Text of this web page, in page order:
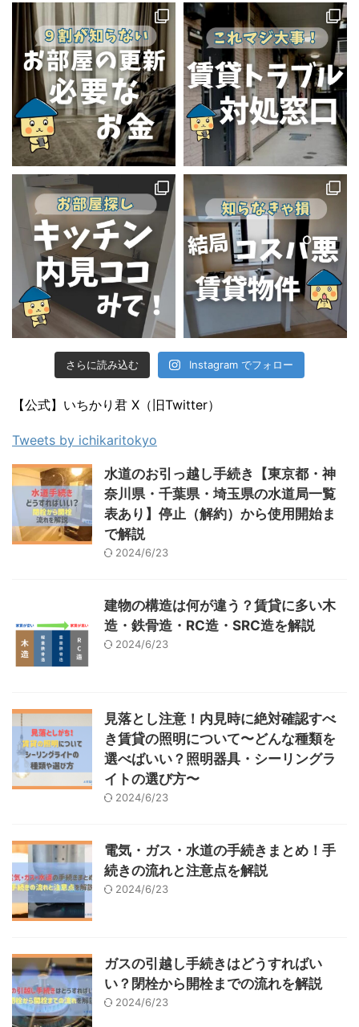
さらに読み込む Instagram でフォロー
【公式】いちかり君 X（旧Twitter）
Tweets by ichikaritokyo
水道のお引っ越し手続き【東京都・神
奈川県・千葉県・埼玉県の水道局一覧
表あり】停止（解約）から使用開始ま
で解説
2024/6/23
建物の構造は何が違う？賃貸に多い木
造・鉄骨造・RC造・SRC造を解説
2024/6/23
見落とし注意！内見時に絶対確認すべ
き賃貸の照明について〜どんな種類を
選べばいい？照明器具・シーリングラ
イトの選び方〜
2024/6/23
電気・ガス・水道の手続きまとめ！手
続きの流れと注意点を解説
2024/6/23
ガスの引越し手続きはどうすればい
い？閉栓から開栓までの流れを解説
2024/6/23